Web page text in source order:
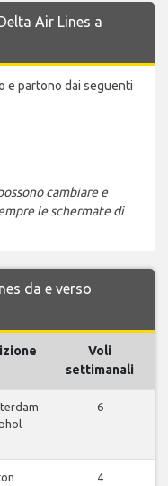
Air Lines a
e partono dai seguenti
cambiare e
le schermate di
da e verso
Voli
settimanali
6
4